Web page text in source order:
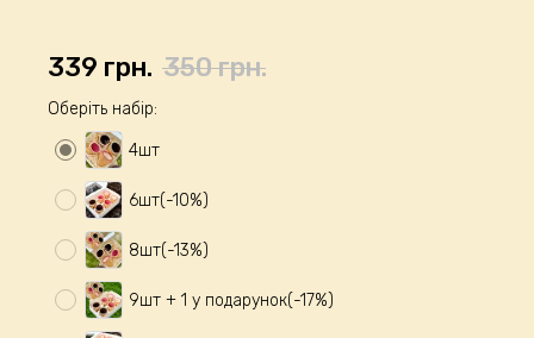
339 грн. 350грн.
Оберіть набір:
4шт
6шт(-10%)
8шт(-13%)
9шт + 1 у подарунок(-17%)